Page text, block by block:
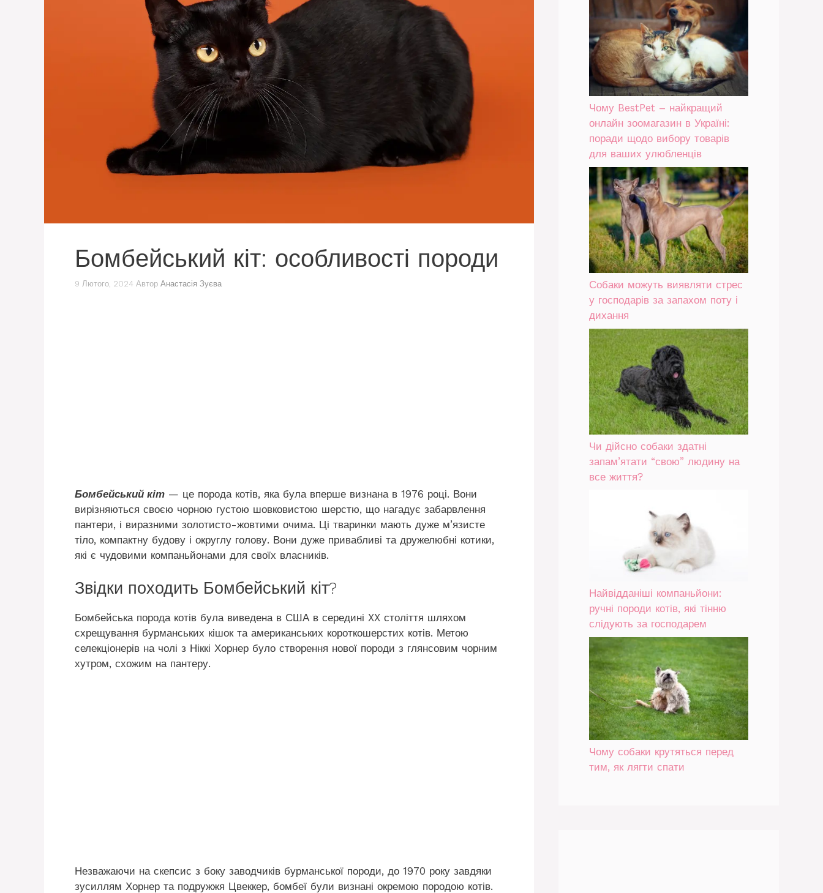
Бомбейський кіт: особливості породи
9 Лютого, 2024 Автор Анастасія Зуєва
Бомбейський кіт — це порода котів, яка була вперше визнана в 1976 році. Вони
вирізняються своєю чорною густою шовковистою шерстю, що нагадує забарвлення
пантери, і виразними золотисто-жовтими очима. Ці тваринки мають дуже м’язисте
тіло, компактну будову і округлу голову. Вони дуже привабливі та дружелюбні котики,
які є чудовими компаньйонами для своїх власників.
Звідки походить Бомбейський кіт?
Бомбейська порода котів була виведена в США в середині XX століття шляхом
схрещування бурманських кішок та американських короткошерстих котів. Метою
селекціонерів на чолі з Ніккі Хорнер було створення нової породи з глянсовим чорним
хутром, схожим на пантеру.
Незважаючи на скепсис з боку заводчиків бурманської породи, до 1970 року завдяки
зусиллям Хорнер та подружжя Цвеккер, бомбеї були визнані окремою породою котів.
Чому BestPet – найкращий
онлайн зоомагазин в Україні:
поради щодо вибору товарів
для ваших улюбленців
Собаки можуть виявляти стрес
у господарів за запахом поту і
дихання
Чи дійсно собаки здатні
запам’ятати “свою” людину на
все життя?
Найвідданіші компаньйони:
ручні породи котів, які тінню
слідують за господарем
Чому собаки крутяться перед
тим, як лягти спати